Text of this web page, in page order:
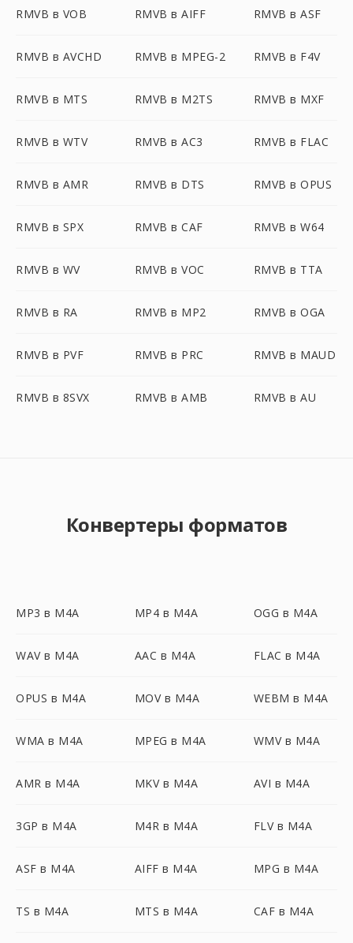
RMVB в VOB RMVB в AIFF RMVB в ASF
RMVB в AVCHD RMVB в MPEG-2 RMVB в F4V
RMVB в MTS RMVB в M2TS RMVB в MXF
RMVB в WTV RMVB в AC3 RMVB в FLAC
RMVB в AMR RMVB в DTS RMVB в OPUS
RMVB в SPX RMVB в CAF RMVB в W64
RMVB в WV RMVB в VOC RMVB в TTA
RMVB в RA RMVB в MP2 RMVB в OGA
RMVB в PVF RMVB в PRC RMVB в MAUD
RMVB в 8SVX RMVB в AMB RMVB в AU
Конвертеры форматов
MP3 в M4A MP4 в M4A OGG в M4A
WAV в M4A AAC в M4A FLAC в M4A
OPUS в M4A MOV в M4A WEBM в M4A
WMA в M4A MPEG в M4A WMV в M4A
AMR в M4A MKV в M4A AVI в M4A
3GP в M4A M4R в M4A FLV в M4A
ASF в M4A AIFF в M4A MPG в M4A
TS в M4A MTS в M4A CAF в M4A